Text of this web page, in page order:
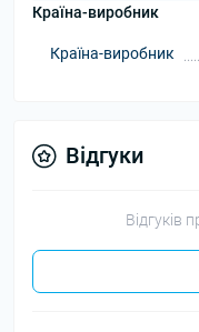
Країна-виробник
Країна-виробник
Відгуки
Відгуків